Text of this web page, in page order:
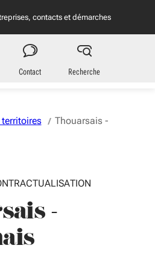
contacts et démarches
Aquitaine
Contact Recherche
territoires
Thouarsais -
-